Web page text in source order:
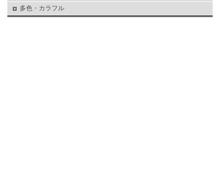
多色・カラフル